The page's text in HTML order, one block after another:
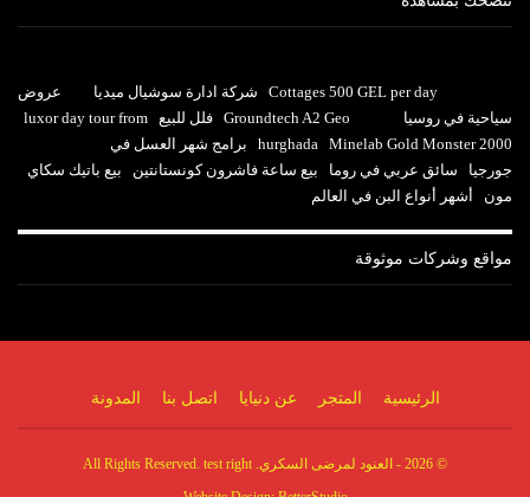
Cottages 500 GEL per day شركة ادارة سوشيال ميديا
عروض
سياحية في روسيا
Groundtech A2 Geo فلل للبيع luxor day tour from
hurghada Minelab Gold Monster 2000
برامج شهر العسل في
جورجيا
سائق عربي في روما بيع ساعة فاشرون كونستانتين
بيع باتيك سكاي
مون
أشهر أنواع البن في العالم
مواقع وشركات موثوقة
الرئيسية المتجر عن دنيايا اتصل بنا المدونة
© 2026 - العنود لمرضى السكري. All Rights Reserved. test right